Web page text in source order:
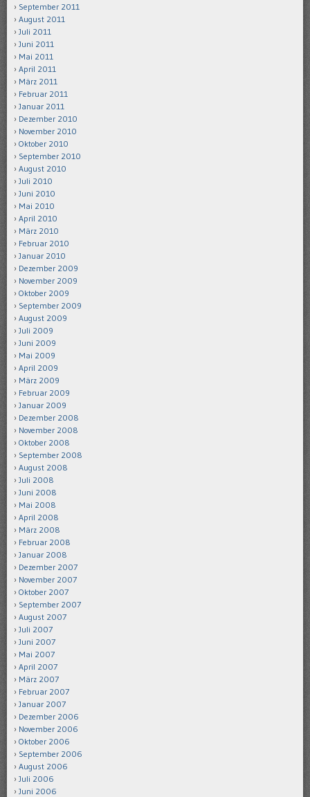
September 2011
August 2011
Juli 2011
Juni 2011
Mai 2011
April 2011
März 2011
Februar 2011
Januar 2011
Dezember 2010
November 2010
Oktober 2010
September 2010
August 2010
Juli 2010
Juni 2010
Mai 2010
April 2010
März 2010
Februar 2010
Januar 2010
Dezember 2009
November 2009
Oktober 2009
September 2009
August 2009
Juli 2009
Juni 2009
Mai 2009
April 2009
März 2009
Februar 2009
Januar 2009
Dezember 2008
November 2008
Oktober 2008
September 2008
August 2008
Juli 2008
Juni 2008
Mai 2008
April 2008
März 2008
Februar 2008
Januar 2008
Dezember 2007
November 2007
Oktober 2007
September 2007
August 2007
Juli 2007
Juni 2007
Mai 2007
April 2007
März 2007
Februar 2007
Januar 2007
Dezember 2006
November 2006
Oktober 2006
September 2006
August 2006
Juli 2006
Juni 2006